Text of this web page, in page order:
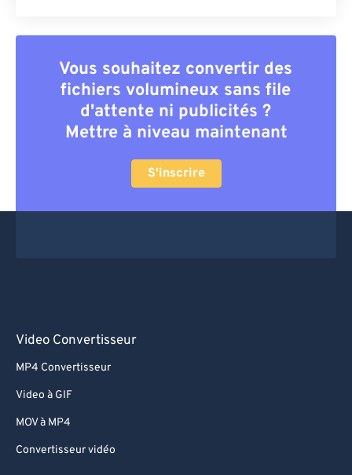
Vous souhaitez convertir des
fichiers volumineux sans file
d'attente ni publicités ?
Mettre à niveau maintenant
S'inscrire
Video Convertisseur
MP4 Convertisseur
Video à GIF
MOV à MP4
Convertisseur vidéo